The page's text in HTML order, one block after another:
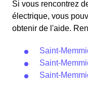
Si vous rencontrez
électrique, vous
obtenir de l'aide.
Saint-
Saint-
Saint-